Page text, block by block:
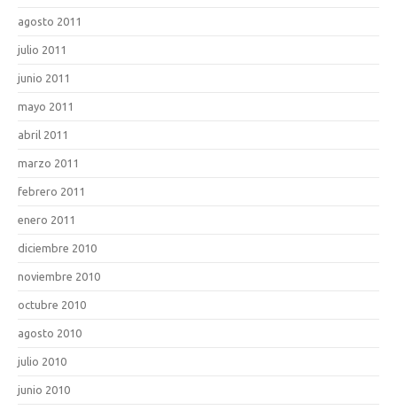
agosto 2011
julio 2011
junio 2011
mayo 2011
abril 2011
marzo 2011
febrero 2011
enero 2011
diciembre 2010
noviembre 2010
octubre 2010
agosto 2010
julio 2010
junio 2010